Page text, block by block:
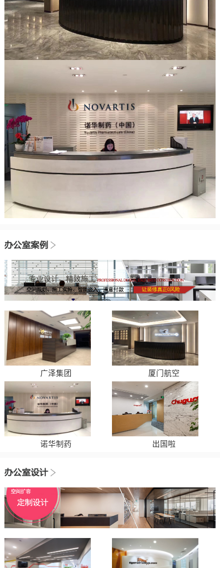
广泽集团 厦门航空
诺华制药 出国啦